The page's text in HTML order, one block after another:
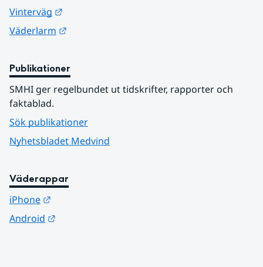
Vinterväg
Väderlarm
Publikationer
SMHI ger regelbundet ut tidskrifter, rapporter och
faktablad.
Sök publikationer
Nyhetsbladet Medvind
Väderappar
iPhone
Android